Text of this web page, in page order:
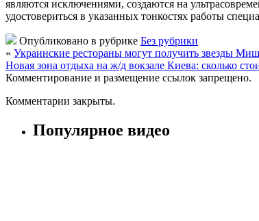
являются исключениями, создаются на
удостовериться в указанных тонкостях работы
Опубликовано в рубрике Без рубрики
« Украинские рестораны могут получить звезды
Новая зона отдыха на ж/д вокзале Киева: сколько
Комментирование и размещение ссылок запрещено.
Комментарии закрыты.
Популярное видео